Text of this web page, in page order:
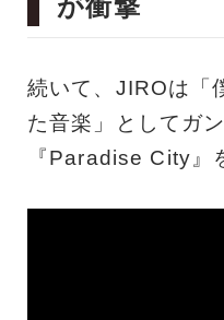
続いて、JIROは「
た音楽」としてガ
『Paradise City』